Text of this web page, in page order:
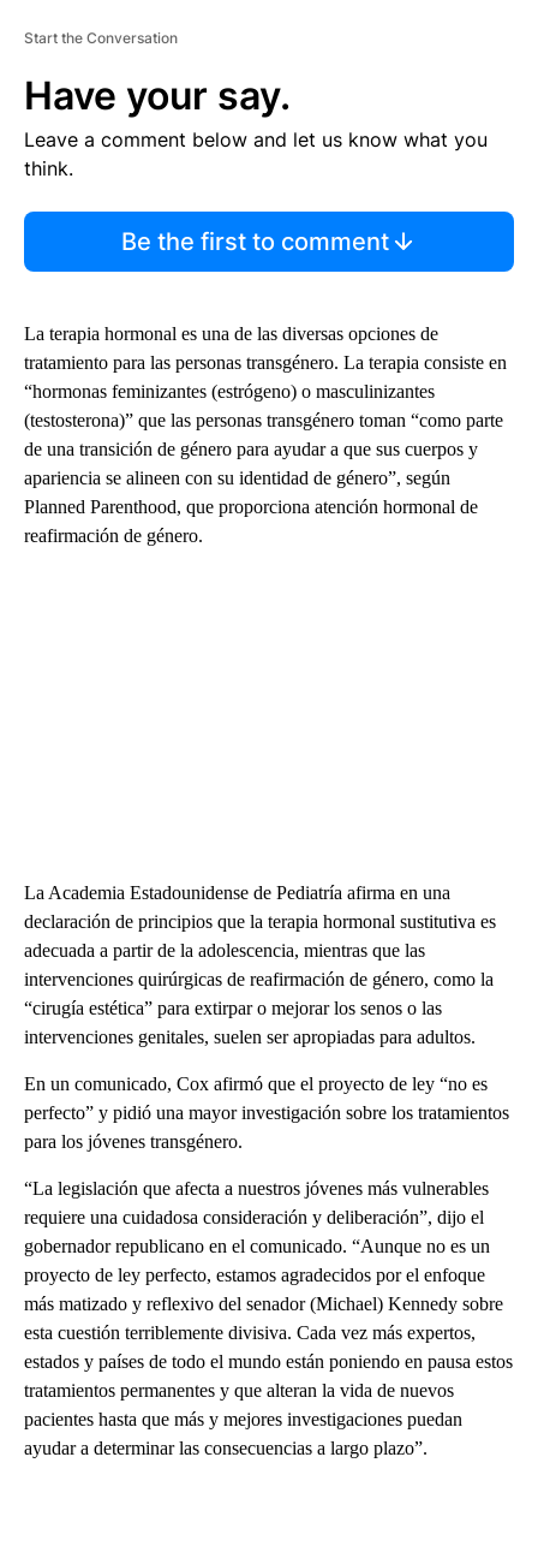
Start the Conversation
Have your say.
Leave a comment below and let us know what you
think.
Be the first to comment
La terapia hormonal es una de las diversas opciones de
tratamiento para las personas transgénero. La terapia consiste en
“hormonas feminizantes (estrógeno) o masculinizantes
(testosterona)” que las personas transgénero toman “como parte
de una transición de género para ayudar a que sus cuerpos y
apariencia se alineen con su identidad de género”, según
Planned Parenthood, que proporciona atención hormonal de
reafirmación de género.
La Academia Estadounidense de Pediatría afirma en una
declaración de principios que la terapia hormonal sustitutiva es
adecuada a partir de la adolescencia, mientras que las
intervenciones quirúrgicas de reafirmación de género, como la
“cirugía estética” para extirpar o mejorar los senos o las
intervenciones genitales, suelen ser apropiadas para adultos.
En un comunicado, Cox afirmó que el proyecto de ley “no es
perfecto” y pidió una mayor investigación sobre los tratamientos
para los jóvenes transgénero.
“La legislación que afecta a nuestros jóvenes más vulnerables
requiere una cuidadosa consideración y deliberación”, dijo el
gobernador republicano en el comunicado. “Aunque no es un
proyecto de ley perfecto, estamos agradecidos por el enfoque
más matizado y reflexivo del senador (Michael) Kennedy sobre
esta cuestión terriblemente divisiva. Cada vez más expertos,
estados y países de todo el mundo están poniendo en pausa estos
tratamientos permanentes y que alteran la vida de nuevos
pacientes hasta que más y mejores investigaciones puedan
ayudar a determinar las consecuencias a largo plazo”.